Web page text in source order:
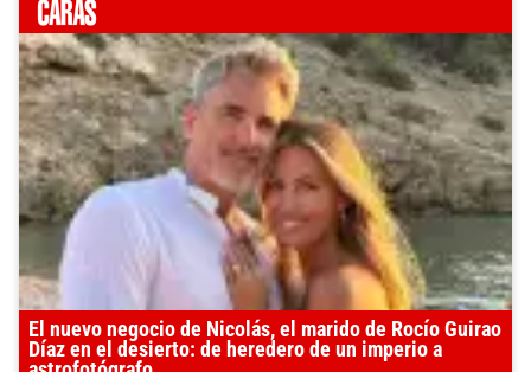
El nuevo negocio de Nicolás, el marido de Rocío Guirao
Díaz en el desierto: de heredero de un imperio a